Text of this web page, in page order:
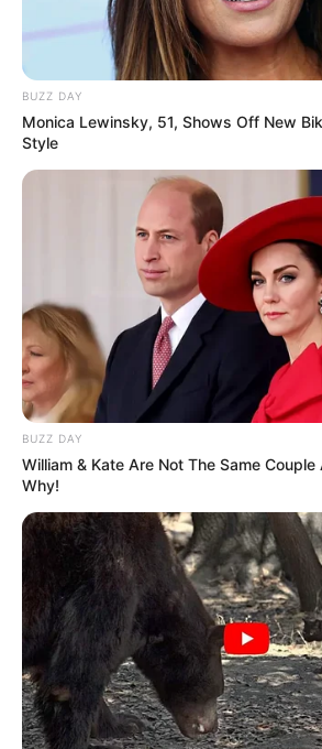
perfekte Aussicht auf den Rhein und
Boppard
am Ufer des Rheins.
sehenswerte Baudenkmäler aller
Außerdem befindet sich hier eines der
Weinbaugebiete am Rhein.
Bahnticket buchen
Links zu Ausflugszielen von der
Münstereifel aus, die mit der
sind:
Skulpturenpark Köln - Alle zwei
dem Kölner Zoo liegenden
entdecken, denn dann werden
internationalen und deutschen
erschaffenen Skulpturen
eigentlich alles was den
von lustig bis ernst, und aus
Materialien. Der Park ist
zugänglich. Informationen unter
koeln.de.
BUZZ DAY
Monica Lewinsky, 51, Shows Off New
Style
BUZZ DAY
William & Kate Are Not The Same Couple
Why!